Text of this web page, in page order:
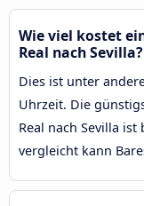
Wie viel kostet
Real nach Sevilla?
Dies ist unter
Uhrzeit. Die
Real nach Sevilla
vergleicht kann